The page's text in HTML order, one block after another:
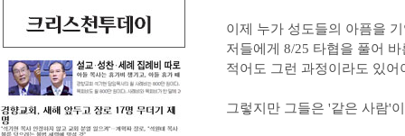
이제 누가 성도들의 아픔을
저들에게 8/25 타협을 풀어
적어도 그런 과정이라도 있
그렇지만 그들은 '같은 사람'